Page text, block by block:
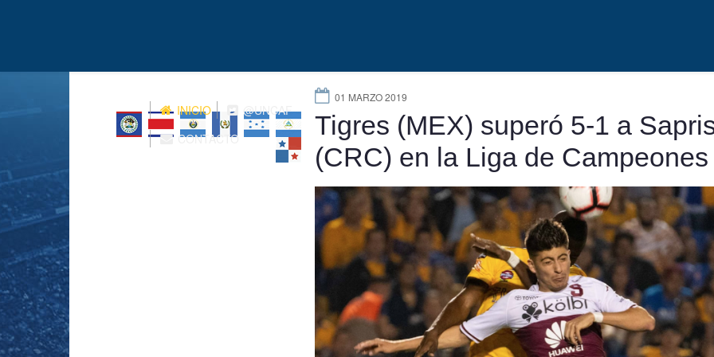
INICIO
@UNCAF
CONTACTO
01 MARZO 2019
Tigres (MEX) superó 5-1 a
(CRC) en la Liga de Campeones